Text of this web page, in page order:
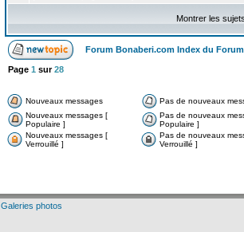
Montrer les
Forum Bonaberi.com Index du Forum
Page 1 sur28
Nouveaux messages
Pas de nouveaux
Nouveaux messages [
Populaire ]
Pas de nouveaux
Populaire ]
Nouveaux messages [
Verrouillé ]
Pas de nouveaux
Verrouillé ]
Galeries photos